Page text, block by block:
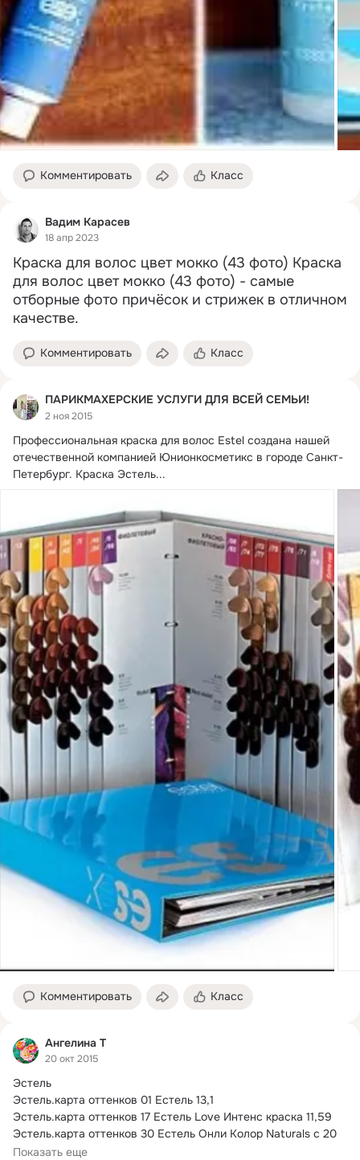
Комментировать Класс
Вадим Карасев
18 апр 2023
Краска для волос цвет мокко (43 фото) Краска
для волос цвет мокко (43 фото) - самые
отборные фото причёсок и стрижек в отличном
качестве.
Комментировать Класс
ПАРИКМАХЕРСКИЕ УСЛУГИ ДЛЯ ВСЕЙ СЕМЬИ!
2 ноя 2015
Профессиональная краска для волос Estel создана нашей
отечественной компанией Юнионкосметикс в городе Санкт-
Петербург. Краска Эстель...
Комментировать Класс
Ангелина Т
20 окт 2015
Эстель
Эстель.карта оттенков 01 Естель 13,1
Эстель.карта оттенков 17 Естель Love Интенс краска 11,59
Эстель.карта оттенков 30 Естель Онли Колор Naturals с 20
образцами 15,7
Показать еще